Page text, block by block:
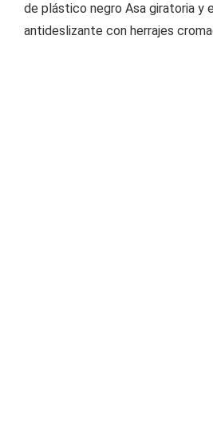
de plástico negro Asa giratoria y
antideslizante con herrajes